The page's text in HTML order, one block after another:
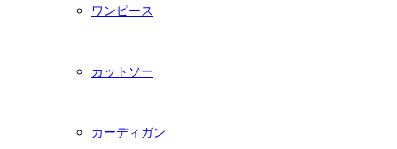
ワンピース
カットソー
カーディガン